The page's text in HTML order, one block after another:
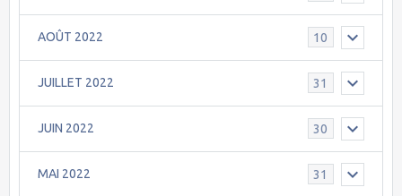
AOÛT 2022 10
JUILLET 2022 31
JUIN 2022 30
MAI 2022 31